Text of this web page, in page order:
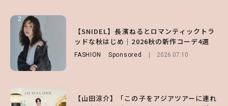
2
【SNIDEL】長濱ねるとロマンティックトラ
ッドな秋はじめ｜2026秋の新作コーデ4選
FASHION Sponsored 2026.07.10
3
【山田涼介】「この子をアジアツアーに連れ
2
【森香澄】理想のスタイルはどう作る？体型
キープの秘訣や夏の過ごし方など独占インタ
ビュー！
ENTERTAINMENT 2026.07.31
3
【ハローキティ】がスシローと初コラボ♡
2
【付録】総柄ハローキティが可愛すぎ♡ 紀
ノ国屋コラボの“優秀保冷バッグ”は夏の強
い味方！【オトナミューズ9月号増刊】
3
【谷まりあ】夏は“シアースカート”でさり